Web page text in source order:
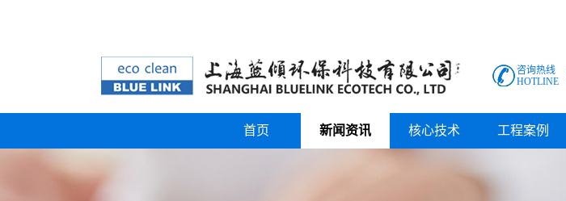
咨询热线
HOTLINE
首页 新闻资讯 核心技术 工程案例